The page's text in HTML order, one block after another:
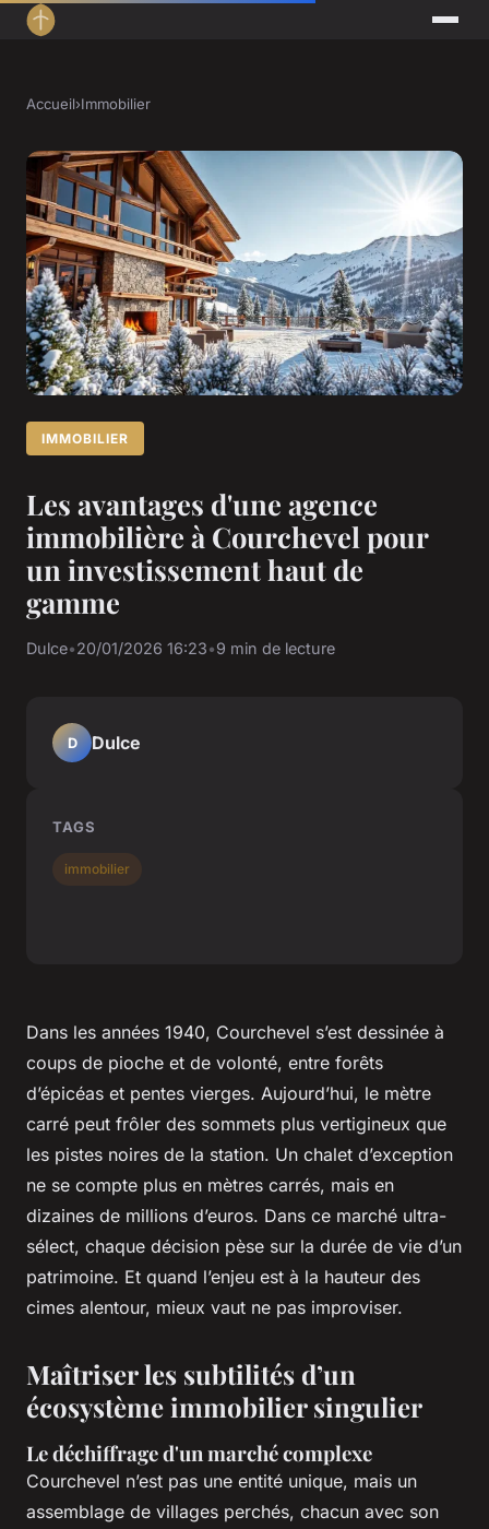
Accueil›Immobilier
IMMOBILIER
Les avantages d'une agence
immobilière à Courchevel pour
un investissement haut de
gamme
Dulce•20/01/2026 16:23•9 min de lecture
Dans les années 1940, Courchevel s’est dessinée à
coups de pioche et de volonté, entre forêts
d’épicéas et pentes vierges. Aujourd’hui, le mètre
carré peut frôler des sommets plus vertigineux que
les pistes noires de la station. Un chalet d’exception
ne se compte plus en mètres carrés, mais en
dizaines de millions d’euros. Dans ce marché ultra-
sélect, chaque décision pèse sur la durée de vie d’un
patrimoine. Et quand l’enjeu est à la hauteur des
cimes alentour, mieux vaut ne pas improviser.
Maîtriser les subtilités d’un
écosystème immobilier singulier
Le déchiffrage d'un marché complexe
Courchevel n’est pas une entité unique, mais un
assemblage de villages perchés, chacun avec son
D Dulce
TAGS
immobilier